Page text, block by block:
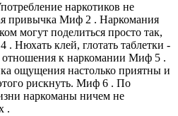
наркотиков не
привычка Миф 2 . Наркомания
могут поделиться просто так,
Нюхать клей, глотать таблетки -
отношения к наркомании Миф 5 .
ощущения настолько приятны и
рискнуть. Миф 6 . По
наркоманы ничем не
.